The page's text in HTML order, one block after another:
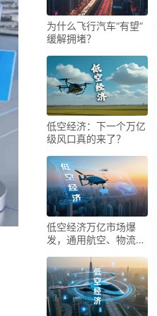
为什么飞行汽车“有望”
缓解拥堵？
低空经济：下一个万亿
级风口真的来了？
低空经济万亿市场爆
发，通用航空、物流、
（eVTOL），谁先赚到
钱？